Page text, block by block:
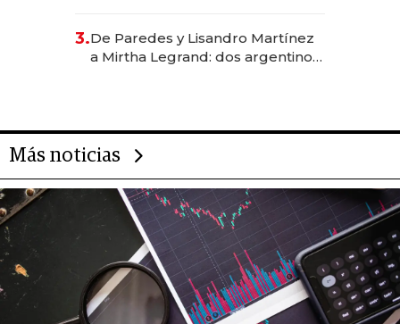
las marcas "fast premium"
3.De Paredes y Lisandro Martínez
a Mirtha Legrand: dos argentinos
Más noticias